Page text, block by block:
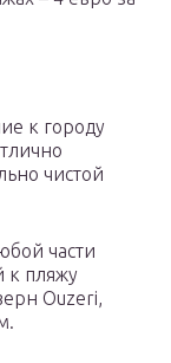
к городу
чистой
части
к пляжу
Ouzeri,